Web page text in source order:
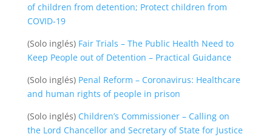
of children from detention; Protect children from
COVID-19
(Solo inglés) Fair Trials – The Public Health Need to
Keep People out of Detention – Practical Guidance
(Solo inglés) Penal Reform – Coronavirus: Healthcare
and human rights of people in prison
(Solo inglés) Children’s Commissioner – Calling on
the Lord Chancellor and Secretary of State for Justice